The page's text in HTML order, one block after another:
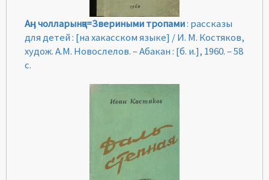
Аӊ чолларынҷа=Звериными тропами: рассказы
для детей : [на хакасском языке] / И. М. Костяков,
худож. А.М. Новослелов. – Абакан : [б. и.], 1960. – 58
с.